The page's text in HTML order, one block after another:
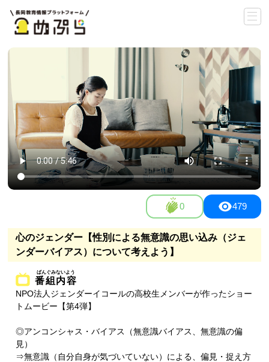
0 479
心のジェンダー【性別による無意識の思い込み（ジェ
ンダーバイアス）について考えよう】
番組内容
NPO法人ジェンダーイコールの高校生メンバーが作ったショー
トムービー【第4弾】
◎アンコンシャス・バイアス（無意識バイアス、無意識の偏
見）
⇒無意識（自分自身が気づいていない）による、偏見・捉え方